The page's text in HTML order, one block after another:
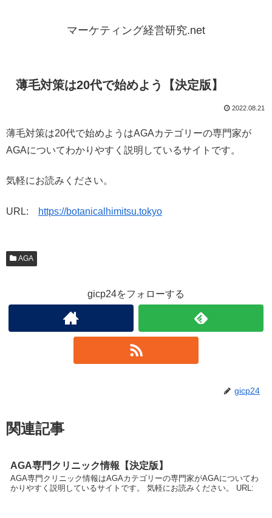
マーケティング経営研究.net
薄毛対策は20代で始めよう【決定版】
2022.08.21
薄毛対策は20代で始めようはAGAカテゴリーの専門家が
AGAについてわかりやすく説明しているサイトです。
気軽にお読みください。
URL: https://botanicalhimitsu.tokyo
AGA
gicp24をフォローする
gicp24
関連記事
AGA専門クリニック情報【決定版】
AGA専門クリニック情報はAGAカテゴリーの専門家がAGAについてわ
かりやすく説明しているサイトです。 気軽にお読みください。 URL: